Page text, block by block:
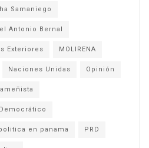
Samaniego
Antonio Bernal
Exteriores MOLIRENA
Naciones Unidas Opinión
en panama PRD